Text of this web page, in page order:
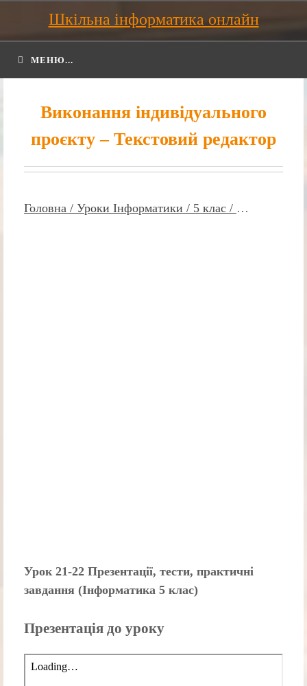
Шкільна інформатика онлайн
МЕНЮ...
Виконання індивідуального
проєкту – Текстовий редактор
Головна / Уроки Інформатики / 5 клас / …
Урок 21-22 Презентації, тести, практичні
завдання (Інформатика 5 клас)
Презентація до уроку